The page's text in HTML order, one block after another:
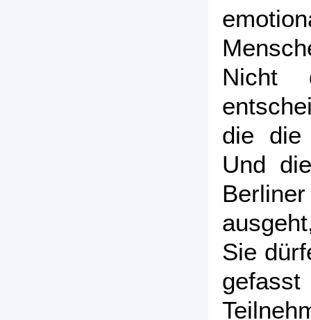
Nicht
die die
Und
Sie